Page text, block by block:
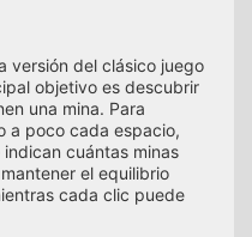
versión del clásico juego
objetivo es descubrir
una mina. Para
a poco cada espacio,
cuántas minas
el equilibrio
cada clic puede